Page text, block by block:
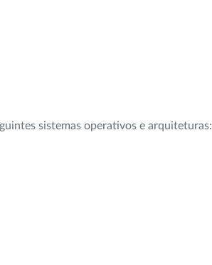
sistemas operativos e arquiteturas: